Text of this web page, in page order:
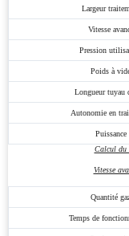
Vitesse
Pression
Poids à
Longueur tuyau
Autonomie en
Puissance
Calcul du
Quantité
Temps de
Surface